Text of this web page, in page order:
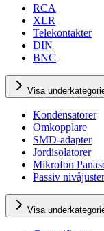
RCA
XLR
Telekontakter
DIN
BNC
Visa
Kondensatorer
Omkopplare
SMD-adapter
Jordisolatorer
Mikrofon
Passiv
Visa